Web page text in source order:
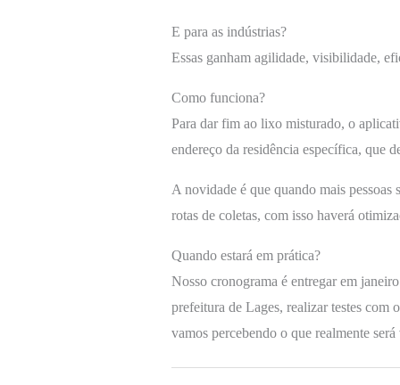
E para as indústrias?
Essas ganham agilidade, visibilidade,
Como funciona?
Para dar fim ao lixo misturado, o
endereço da residência específica, que
A novidade é que quando mais
rotas de coletas, com isso haverá
Quando estará em prática?
Nosso cronograma é entregar em
prefeitura de Lages, realizar testes com
vamos percebendo o que realmente